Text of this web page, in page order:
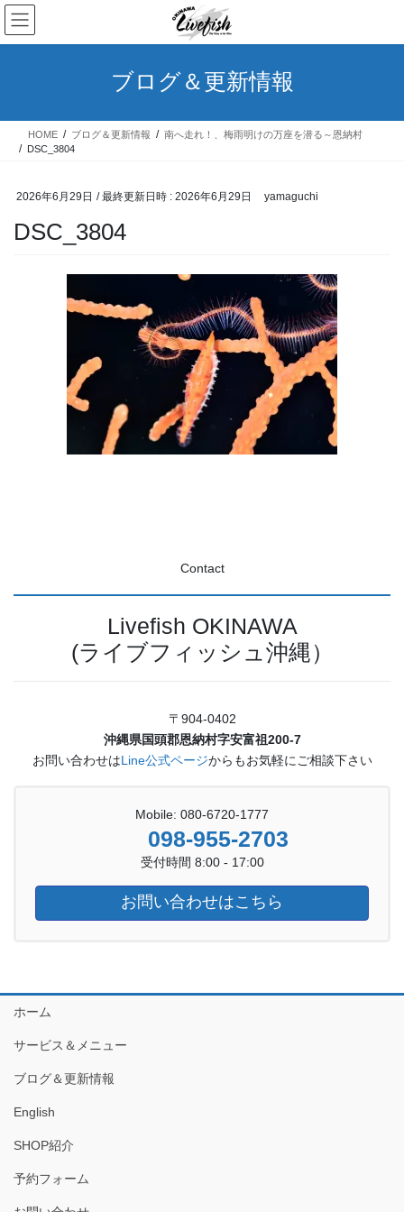
コ
ン
テ
ス
ナ
ビ
ゲ
ン
ブログ＆更新情報
HOME ブログ＆更新情報
南へ走れ！、梅雨明けの万座を潜る～恩納村
DSC_3804
2026年6月29日 / 最終更新日時 : 2026年6月29日 yamaguchi
DSC_3804
Contact
Livefish OKINAWA
(ライブフィッシュ沖縄）
〒904-0402
沖縄県国頭郡恩納村字安富祖200-7
お問い合わせはLine公式ページからもお気軽にご相談下さい
Mobile: 080-6720-1777
098-955-2703
受付時間 8:00 - 17:00
お問い合わせはこちら
ホーム
サービス＆メニュー
ブログ＆更新情報
English
SHOP紹介
予約フォーム